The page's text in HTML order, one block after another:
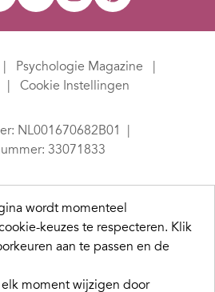
Psychologie Magazine
Cookie Instellingen
NL001670682B01
33071833
wordt momenteel
keuzes te respecteren. Klik
aan te passen en de
moment wijzigen door